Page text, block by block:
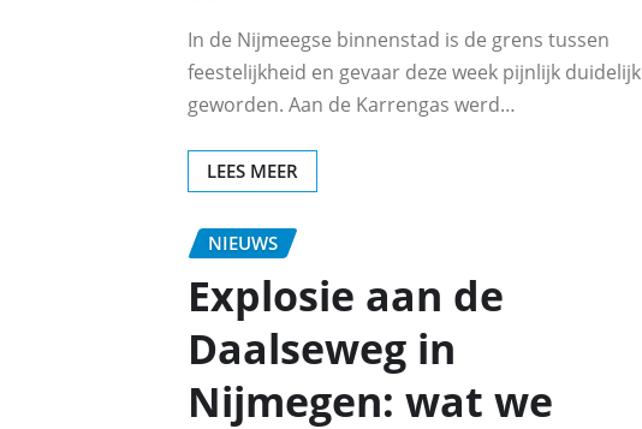
In de Nijmeegse binnenstad is de grens tussen
feestelijkheid en gevaar deze week pijnlijk duidelijk
geworden. Aan de Karrengas werd…
LEES MEER
NIEUWS
Explosie aan de
Daalseweg in
Nijmegen: wat we